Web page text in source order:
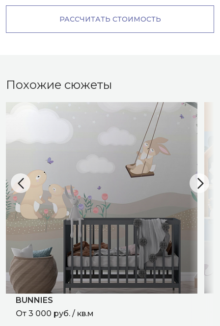
РАССЧИТАТЬ СТОИМОСТЬ
Похожие сюжеты
BUNNIES
От 3 000 руб. / кв.м